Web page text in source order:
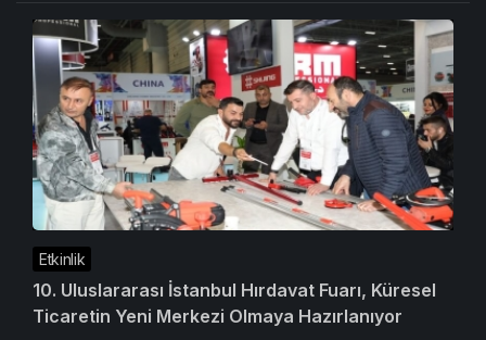
Etkinlik
10. Uluslararası İstanbul Hırdavat Fuarı, Küresel
Ticaretin Yeni Merkezi Olmaya Hazırlanıyor